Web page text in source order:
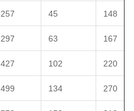
257 45 148
297 63 167
427 102 220
499 134 270